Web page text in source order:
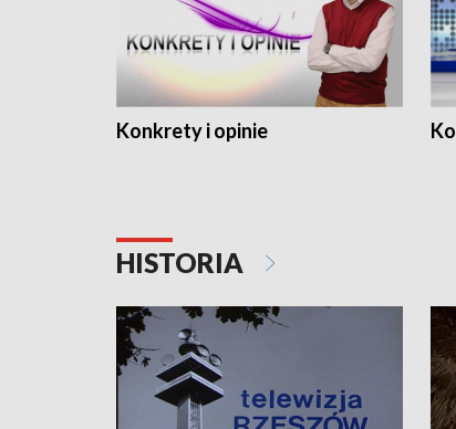
Konkrety i opinie
HISTORIA